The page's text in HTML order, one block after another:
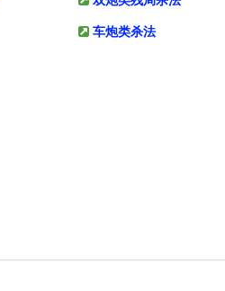
车炮类杀法